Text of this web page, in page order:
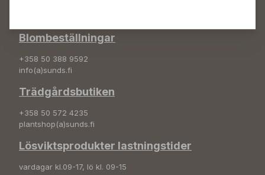
Blombeställningar
+358 50 388 9592
info(a)sunds.fi
Trädgårdsbutiken
+358 50 572 4235
plantshop(a)sunds.fi
Lösviktsprodukter lastningstider
vardagar kl.09-17, lö kl. 09-15